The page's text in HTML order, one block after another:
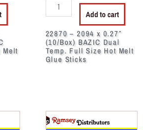
Melt
Melt
Glue
Sticks
quantity
Add to cart
22870 – 2094 x 0.27″
(10/Box) BAZIC Dual
Temp. Full Size Hot Melt
Glue Sticks
52373
-